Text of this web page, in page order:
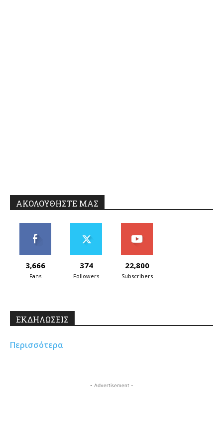
ΑΚΟΛΟΥΘΗΣΤΕ ΜΑΣ
3,666
Fans
374
Followers
22,800
Subscribers
ΕΚΔΗΛΩΣΕΙΣ
Περισσότερα
- Advertisement -